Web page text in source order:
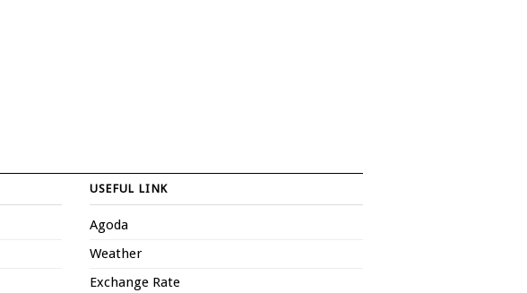
USEFUL LINK
Agoda
Weather
Exchange Rate